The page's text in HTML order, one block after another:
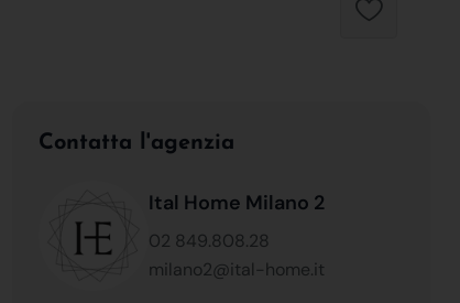
Contatta l'agenzia
Ital Home Milano 2
02 849.808.28
milano2@ital-home.it